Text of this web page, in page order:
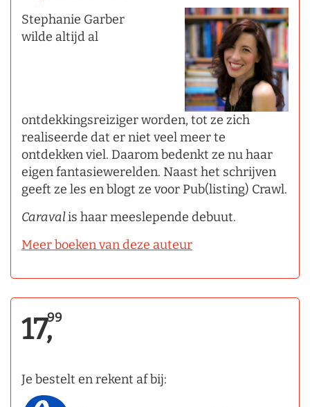
Stephanie Garber
wilde altijd al
ontdekkingsreiziger worden, tot ze zich
realiseerde dat er niet veel meer te
ontdekken viel. Daarom bedenkt ze nu haar
eigen fantasiewerelden. Naast het schrijven
geeft ze les en blogt ze voor Pub(listing) Crawl.
Caravalis haar meeslepende debuut.
Meer boeken van deze auteur
17,99
Je bestelt en rekent af bij: